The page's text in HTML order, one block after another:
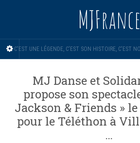
MJFrance
C'EST UNE LÉGENDE, C'EST SON HISTOIRE, C'EST
MJ Danse et
propose son
Jackson & Friends »
pour le Téléthon à
…